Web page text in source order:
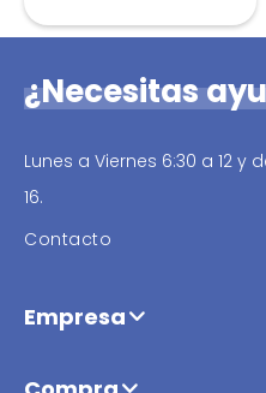
¿Necesitas
Lunes a Viernes 6:30 a 12 y
16.
Contacto
Empresa